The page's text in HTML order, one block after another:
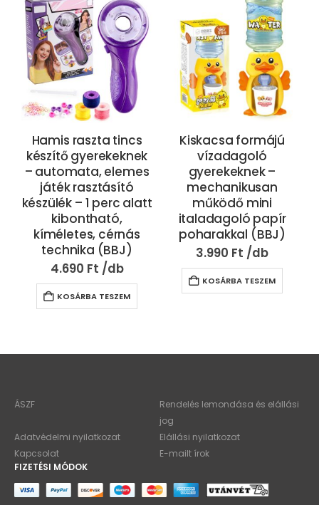
Hamis raszta tincs
készítő gyerekeknek
– automata, elemes
játék rasztásító
készülék – 1 perc alatt
kibontható,
kíméletes, cérnás
technika (BBJ)
4.690 Ft
KOSÁRBA TESZEM
Kiskacsa formájú
vízadagoló
gyerekeknek –
mechanikusan
működő mini
italadagoló papír
poharakkal (BBJ)
3.990 Ft
KOSÁRBA TESZEM
ÁSZF
Rendelés lemondása és elállási
jog
Adatvédelmi nyilatkozat
Elállási nyilatkozat
Kapcsolat
E-mailt írok
FIZETÉSI MÓDOK